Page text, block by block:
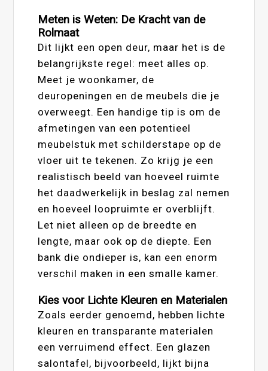
Meten is Weten: De Kracht van de
Rolmaat
Dit lijkt een open deur, maar het is de
belangrijkste regel: meet alles op.
Meet je woonkamer, de
deuropeningen en de meubels die je
overweegt. Een handige tip is om de
afmetingen van een potentieel
meubelstuk met schilderstape op de
vloer uit te tekenen. Zo krijg je een
realistisch beeld van hoeveel ruimte
het daadwerkelijk in beslag zal nemen
en hoeveel loopruimte er overblijft.
Let niet alleen op de breedte en
lengte, maar ook op de diepte. Een
bank die ondieper is, kan een enorm
verschil maken in een smalle kamer.
Kies voor Lichte Kleuren en Materialen
Zoals eerder genoemd, hebben lichte
kleuren en transparante materialen
een verruimend effect. Een glazen
salontafel, bijvoorbeeld, lijkt bijna